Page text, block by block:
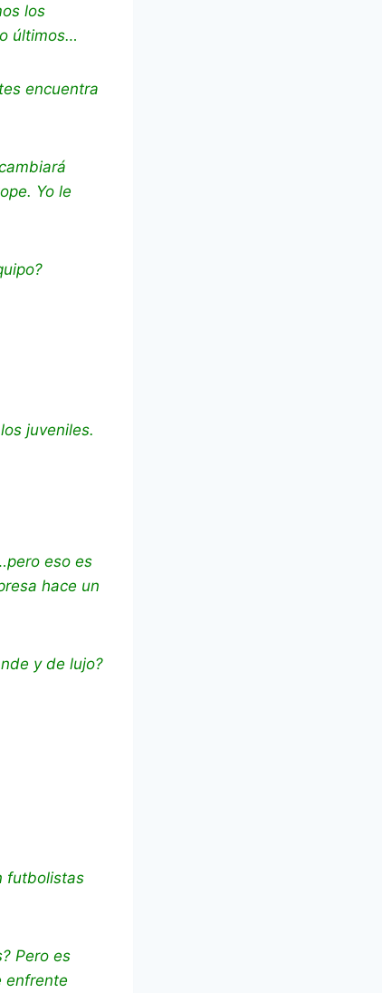
los
últimos…
encuentra
Yo le
juveniles.
eso es
hace un
y de lujo?
futbolistas
Pero es
enfrente